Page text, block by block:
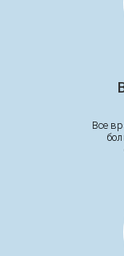
Все